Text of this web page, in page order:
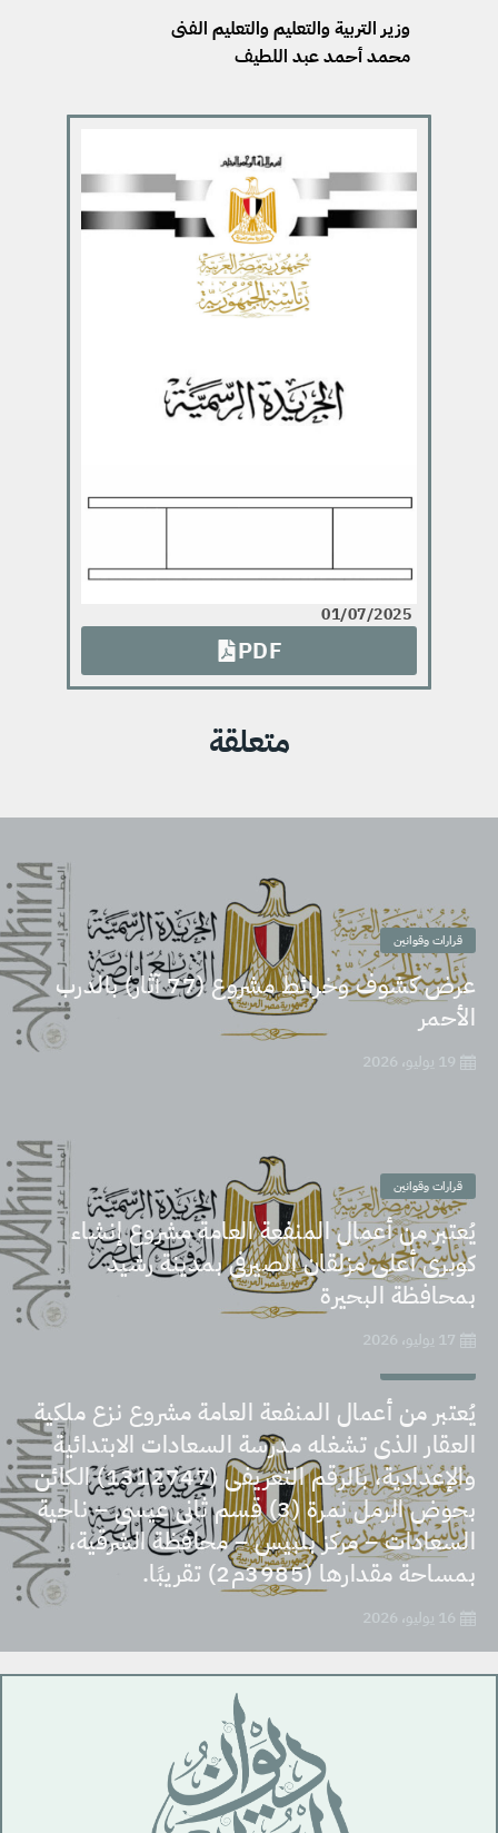
وزير التربية والتعليم والتعليم الفنى
محمد أحمد عبد اللطيف
01/07/2025
PDF
متعلقة
قرارات وقوانين
عرض كشوف وخرائط مشروع (77 آثار) بالدرب
الأحمر
19 يوليو، 2026
قرارات وقوانين
يُعتبر من أعمال المنفعة العامة مشروع إنشاء
كوبرى أعلى مزلقان الصيرفى بمدينة رشيد
بمحافظة البحيرة
17 يوليو، 2026
يُعتبر من أعمال المنفعة العامة مشروع نزع ملكية
العقار الذى تشغله مدرسة السعادات الابتدائية
والإعدادية، بالرقم التعريفى (1312747) الكائن
بحوض الرمل نمرة (3) قسم ثانى عيسى – ناحية
السعادات – مركز بلبيس – محافظة الشرقية،
بمساحة مقدارها (3985م2) تقريبًا.
16 يوليو، 2026